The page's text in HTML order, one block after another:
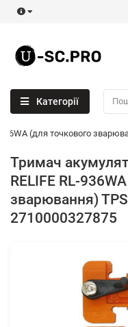
Категорії
(для точкового
Тримач
RELIFE RL-
зварювання)
2710000327875